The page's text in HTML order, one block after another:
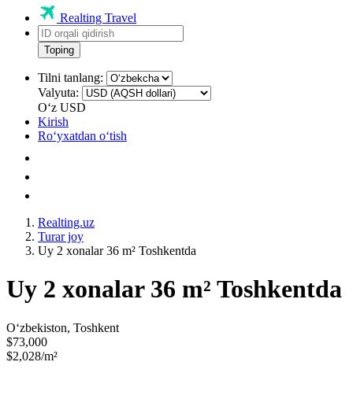
Realting Travel
Toping
Tilni tanlang:
Valyuta:
Oʻz USD
Kirish
Roʻyxatdan oʻtish
Realting.uz
Turar joy
Uy 2 xonalar 36 m² Toshkentda
Uy 2 xonalar 36 m² Toshkentda
Oʻzbekiston, Toshkent
$73,000
$2,028/m²